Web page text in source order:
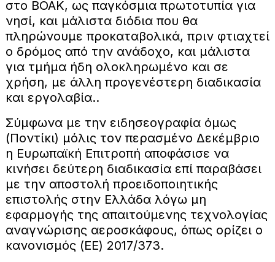
στο ΒΟΑΚ, ως παγκόσμια πρωτοτυπία για
νησί, και μάλιστα διόδια που θα
πληρώνουμε προκαταβολικά, πριν φτιαχτεί
ο δρόμος από την ανάδοχο, και μάλιστα
για τμήμα ήδη ολοκληρωμένο και σε
χρήση, με άλλη προγενέστερη διαδικασία
και εργολαβία..
Σύμφωνα με την ειδησεογραφία όμως
(Ποντίκι) μόλις τον περασμένο Δεκέμβριο
η Ευρωπαϊκή Επιτροπή αποφάσισε να
κινήσει δεύτερη διαδικασία επί παραβάσει
με την αποστολή προειδοποιητικής
επιστολής στην Ελλάδα λόγω μη
εφαρμογής της απαιτούμενης τεχνολογίας
αναγνώρισης αεροσκάφους, όπως ορίζει ο
κανονισμός (ΕΕ) 2017/373.